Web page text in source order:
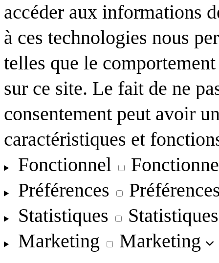
accéder aux informations
à ces technologies nous
telles que le
sur ce site. Le fait de ne
consentement peut avoir
caractéristiques et
Fonctionnel
Préférences
Statistiques
Statistiques
Marketing
Marketing